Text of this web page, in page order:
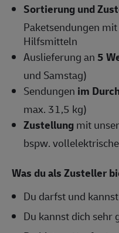
Sortierung und
Paketsendungen
Hilfsmitteln
Auslieferung an5
und Samstag)
Sendungen im
max. 31,5 kg)
Zustellungmit
bspw.
Was du als Zusteller
Du darfst und
Du kannst dich sehr